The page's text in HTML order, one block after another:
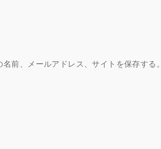
前、メールアドレス、サイトを保存する。